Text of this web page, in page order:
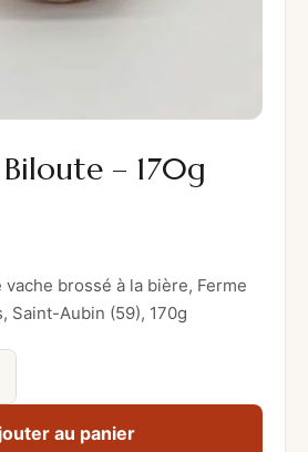
– 170g
vache brossé à la bière, Ferme
Saint-Aubin (59), 170g
au panier